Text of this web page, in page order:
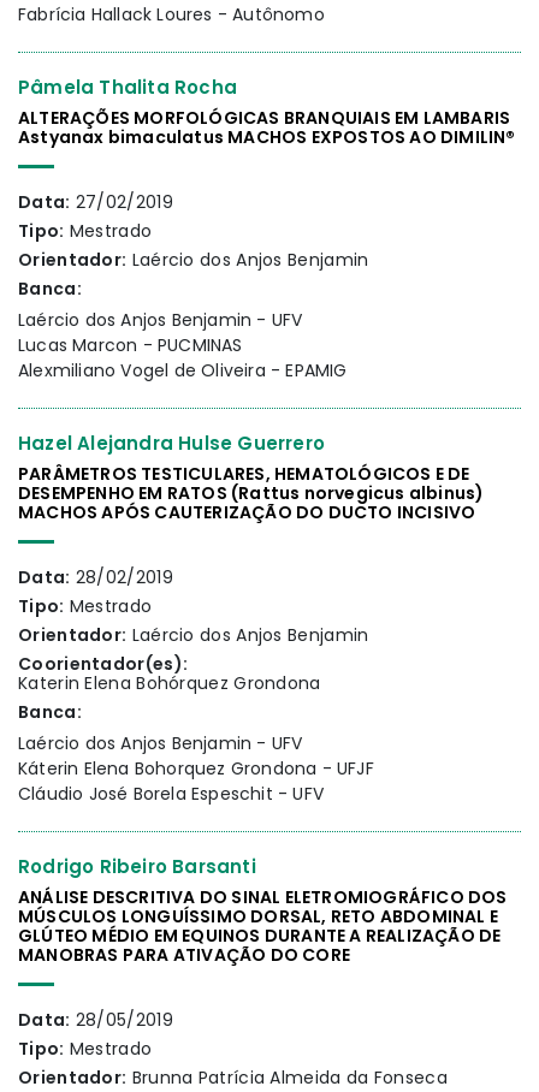
Fabrícia Hallack Loures - Autônomo
Pâmela Thalita Rocha
ALTERAÇÕES MORFOLÓGICAS BRANQUIAIS EM LAMBARIS
Astyanax bimaculatus MACHOS EXPOSTOS AO DIMILIN®
Data: 27/02/2019
Tipo: Mestrado
Orientador: Laércio dos Anjos Benjamin
Banca:
Laércio dos Anjos Benjamin - UFV
Lucas Marcon - PUCMINAS
Alexmiliano Vogel de Oliveira - EPAMIG
Hazel Alejandra Hulse Guerrero
PARÂMETROS TESTICULARES, HEMATOLÓGICOS E DE
DESEMPENHO EM RATOS (Rattus norvegicus albinus)
MACHOS APÓS CAUTERIZAÇÃO DO DUCTO INCISIVO
Data: 28/02/2019
Tipo: Mestrado
Orientador: Laércio dos Anjos Benjamin
Coorientador(es):
Katerin Elena Bohórquez Grondona
Banca:
Laércio dos Anjos Benjamin - UFV
Káterin Elena Bohorquez Grondona - UFJF
Cláudio José Borela Espeschit - UFV
Rodrigo Ribeiro Barsanti
ANÁLISE DESCRITIVA DO SINAL ELETROMIOGRÁFICO DOS
MÚSCULOS LONGUÍSSIMO DORSAL, RETO ABDOMINAL E
GLÚTEO MÉDIO EM EQUINOS DURANTE A REALIZAÇÃO DE
MANOBRAS PARA ATIVAÇÃO DO CORE
Data: 28/05/2019
Tipo: Mestrado
Orientador: Brunna Patrícia Almeida da Fonseca